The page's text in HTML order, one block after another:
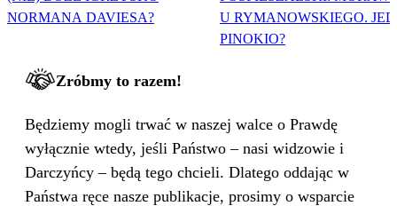
NORMANA DAVIESA?
U RYMANOWSKIEGO.
PINOKIO?
Zróbmy to razem!
Będziemy mogli trwać w naszej walce o Prawdę
wyłącznie wtedy, jeśli Państwo – nasi widzowie i
Darczyńcy – będą tego chcieli. Dlatego oddając w
Państwa ręce nasze publikacje, prosimy o wsparcie